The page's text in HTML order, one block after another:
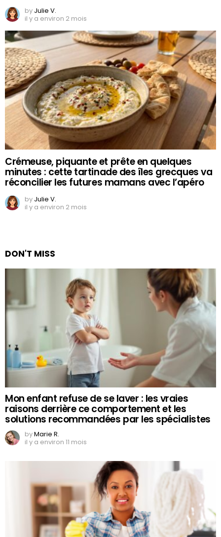
by Julie V.
il y a environ 2 mois
Crémeuse, piquante et prête en quelques
minutes : cette tartinade des îles grecques va
réconcilier les futures mamans avec l’apéro
by Julie V.
il y a environ 2 mois
DON'T MISS
Mon enfant refuse de se laver : les vraies
raisons derrière ce comportement et les
solutions recommandées par les spécialistes
byMarie R.
il y a environ 11 mois